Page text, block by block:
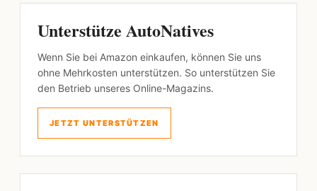
Unterstütze AutoNatives
Wenn Sie bei Amazon einkaufen, können Sie uns
ohne Mehrkosten unterstützen. So unterstützen Sie
den Betrieb unseres Online-Magazins.
JETZT UNTERSTÜTZEN